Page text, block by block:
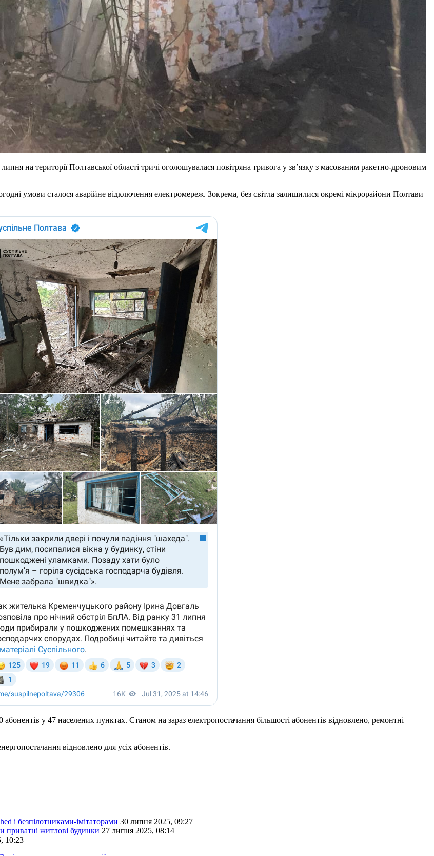
на території Полтавської області тричі оголошувалася повітряна тривога у зв’язку з масованим ракетно-дроновим
умови сталося аварійне відключення електромереж. Зокрема, без світла залишилися окремі мікрорайони Полтави
у 47 населених пунктах. Станом на зараз електропостачання більшості абонентів відновлено, ремонтні
відновлено для усіх абонентів.
і безпілотниками-імітаторами 30 липня 2025, 09:27
житлові будинки 27 липня 2025, 08:14
10:23